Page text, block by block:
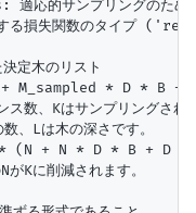
応的サンプリングのた
損失関数のタイプ
定木のリスト
M_sampled * D * B +
数、Kはサンプリングされ
、Lは木の深さです。
(N + N * D * B + D *
Kに削減されます。